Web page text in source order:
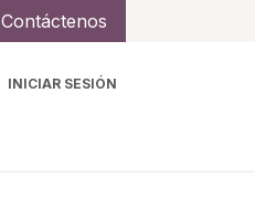
Contáctenos
INICIAR SESIÓN